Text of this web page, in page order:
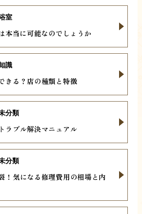
本当に可能なのでしょうか
室
きる？店の種類と特徴
識
ラブル解決マニュアル
分類
！気になる修理費用の相場と内
分類